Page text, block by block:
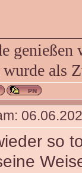
wurde als
so